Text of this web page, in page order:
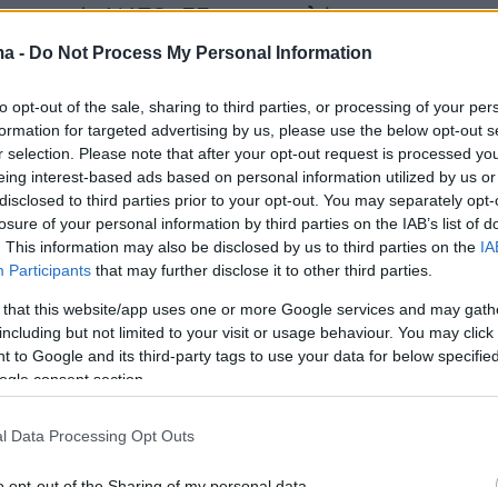
- Do Not Process My Personal Information
opt-out of the sale, sharing to third parties, or processing of your
for targeted advertising by us, please use the below opt-out
selection. Please note that after your opt-out request is processed
interest-based ads based on personal information utilized by us
to third parties prior to your opt-out. You may separately
of your personal information by third parties on the IAB’s list of
This information may also be disclosed by us to third parties on the
Participants that may further disclose it to other third parties.
that this website/app uses one or more Google services and may
but not limited to your visit or usage behaviour. You may
to Google and its third-party tags to use your data for below
consent section.
Data Processing Opt Outs
ΝΑΤΟ–ΕΕ, στον καλύτερο
καθώς και στην ενίσχυση της
αξιοποιήσουν οικονομίες κλίμακας και να
τις αυξημένες ανάγκες
και ο κ.Ρούτεαντάλλαξαν επίσης
γεωπολιτικές εξελίξεις και τις προκλήσεις
η ευρωπαϊκή οικονομία σε ένα
αβεβαιότητας που καθορίζεται από τη
ρωσική επιθετικότητα στην Ουκρανία, την
και την ένταση στα Στενά του Ορμούζ,
Χωριστή αναφορά έγινε στην